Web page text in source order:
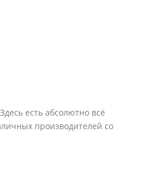
есть абсолютно всё
производителей со